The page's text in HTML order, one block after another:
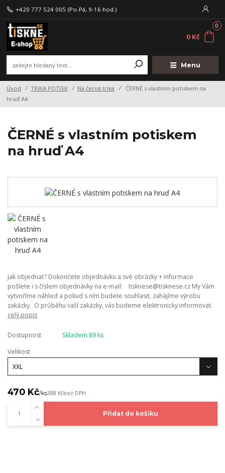
Menu
+420 777 524 005 (Po-Pá, 9-16 hod.)
0
0 Kč
Úvod TRIKA POTISK Na černá trika
ČERNÉ s vlastním potiskem na
hruď A4
ČERNÉ s vlastním potiskem
na hruď A4
Jak objednat? Dokončete objednávku a své obrázky + informace
pošlete i s číslem objednávky na e-mail: tisknese@tisknese.cz My Vám
vytvoříme náhled a pokud s ním budete souhlasit, zahájíme výrobu
zakázky. O průběhu vaší zakázky, vás budeme elektronicky informovat.
celý popis
Dostupnost
Skladem 89 ks
Velikost
470 Kč/ks388 Kčbez DPH
Přidat do košíku